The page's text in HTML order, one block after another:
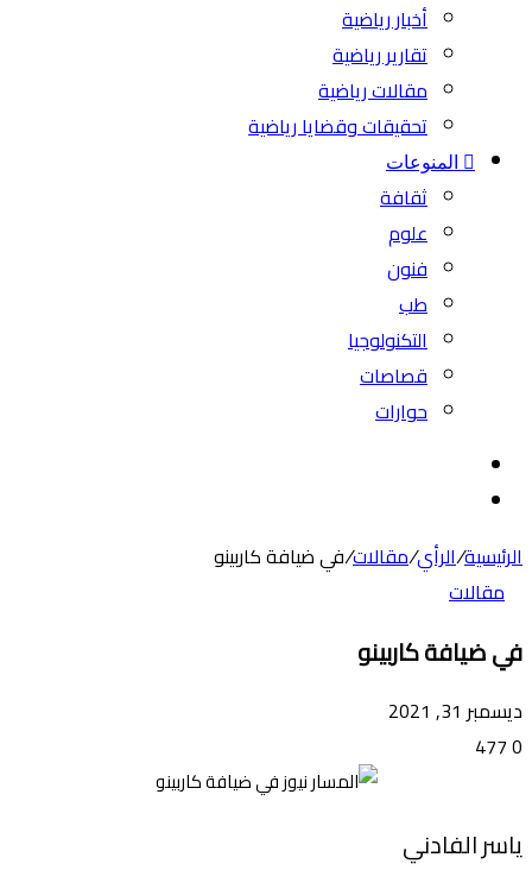
أخبار رياضية
تقارير رياضية
مقالات رياضية
تحقيقات وقضايا رياضية
المنوعات
ثقافة
علوم
فنون
طب
التكنولوجيا
قصاصات
حوارات
المظلم
الرئيسية/الرأي/مقالات/في ضيافة كاربينو
مقالات
في ضيافة كاربينو
ديسمبر 31, 2021
0
ياسر الفادني